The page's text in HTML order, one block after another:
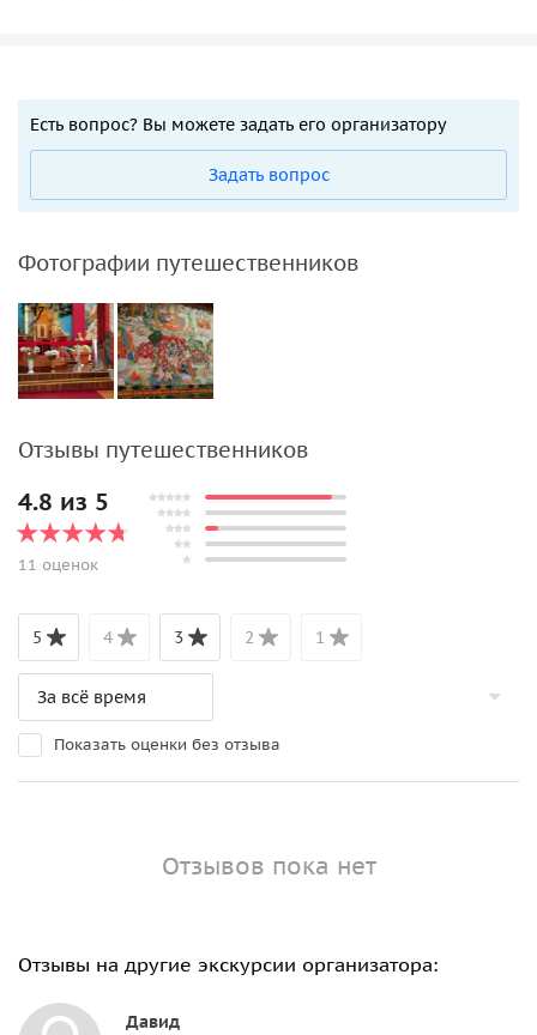
Есть вопрос? Вы можете задать его организатору
Задать вопрос
Фотографии путешественников
Отзывы путешественников
4.8 из 5
11 оценок
5 4 3 2 1
Показать оценки без отзыва
Отзывов пока нет
Отзывы на другие экскурсии организатора:
Давид